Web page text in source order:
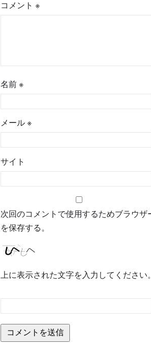
コメント※
名前※
メール※
サイト
次回のコメントで使用するためブラウ
を保存する。
上に表示された文字を入力してください。